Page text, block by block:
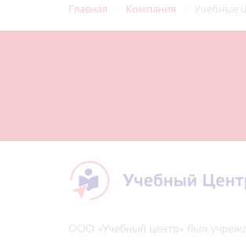
Главная Компания Учебные
ООО «Учебный центр» был